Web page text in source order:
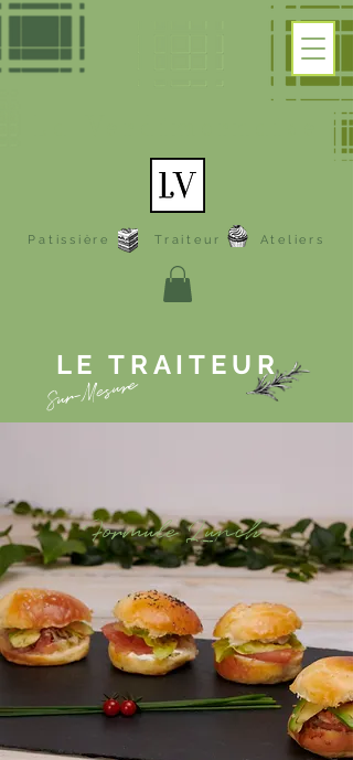
Patissière Traiteur Ateliers
LE TRAITEUR
Sur-Mesure
Formule Lunch